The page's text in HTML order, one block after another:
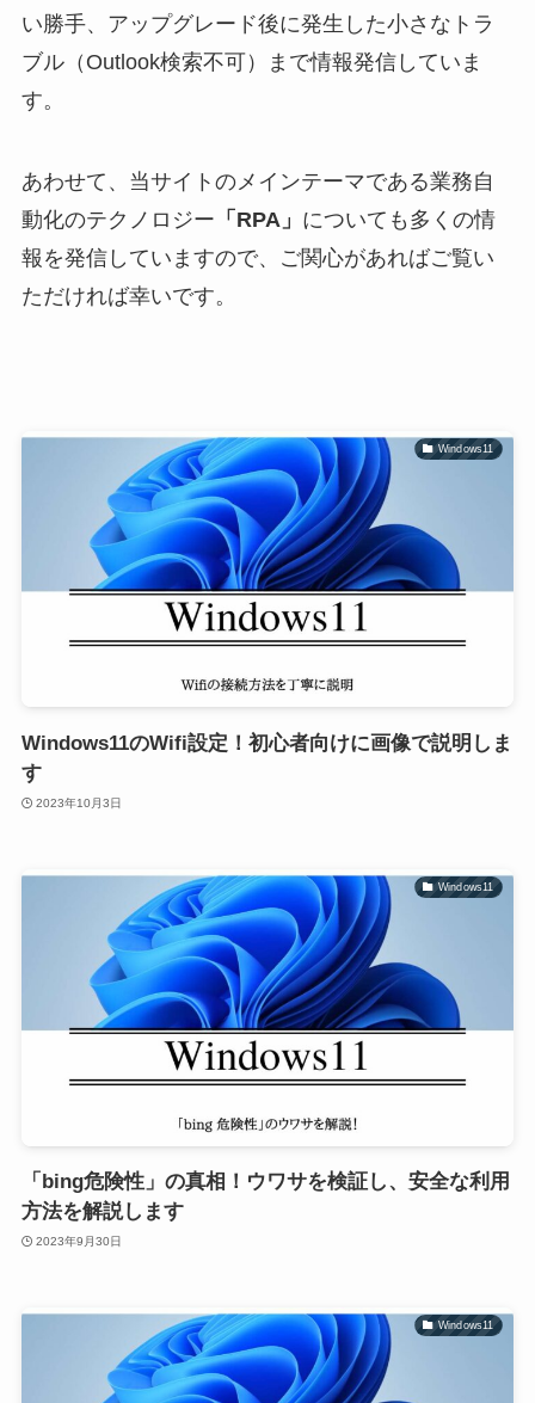
い勝手、アップグレード後に発生した小さなトラ
ブル（Outlook検索不可）まで情報発信していま
す。
あわせて、当サイトのメインテーマである業務自
動化のテクノロジー 「RPA」 についても多くの情
報を発信していますので、ご関心があればご覧い
ただければ幸いです。
Windows11
Windows11のWifi設定！初心者向けに画像で説明しま
す
2023年10月3日
Windows11
「bing危険性」の真相！ウワサを検証し、安全な利用
方法を解説します
2023年9月30日
Windows11